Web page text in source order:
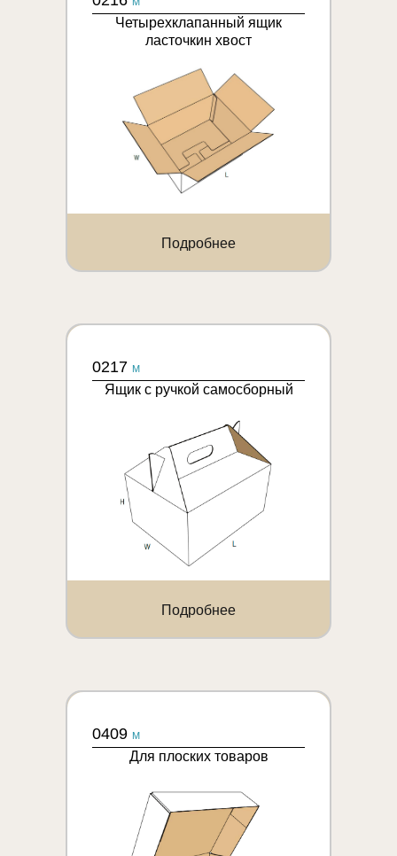
Четырехклапанный ящик
ласточкин хвост
Подробнее
0217 M
Ящик с ручкой самосборный
Подробнее
0409 M
Для плоских товаров